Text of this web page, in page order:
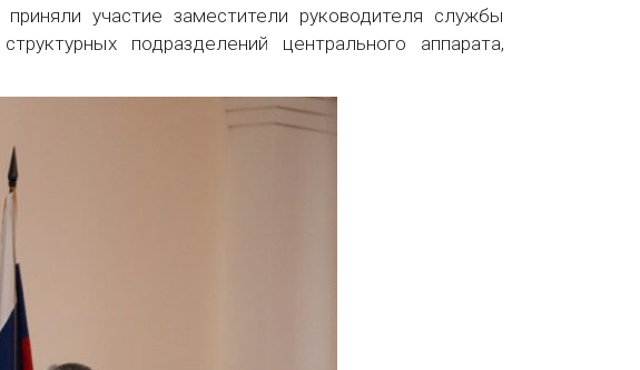
участие заместители руководителя службы
подразделений центрального аппарата,